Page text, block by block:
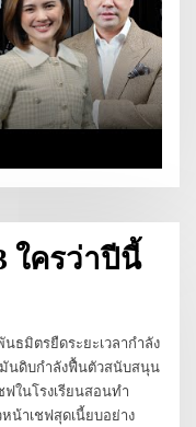
ใครว่าปีนี้
ธมิตรยืดระยะเวลากำลัง
นดิบกำลังฟื้นตัวสนับสนุน
ในโรงเรียนสอนทํา
น้าเชฟสุดเนี้ยบอย่าง